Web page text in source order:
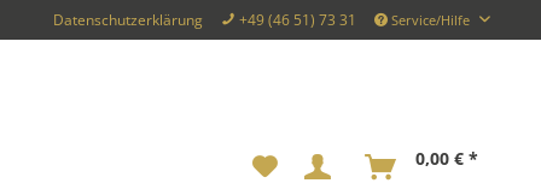
Datenschutzerklärung +49 (46 51) 73 31 Service/Hilfe
0,00 € *